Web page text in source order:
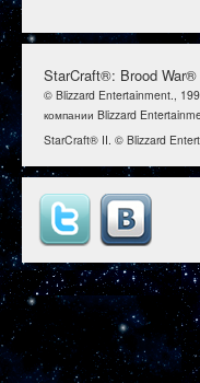
StarCraft®: Brood War®
© Blizzard Entertainment.,
компании Blizzard
StarCraft® II. © Blizzard